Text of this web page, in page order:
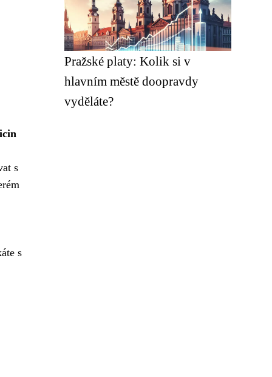
s
s
Pražské platy: Kolik si v
hlavním městě doopravdy
vyděláte?